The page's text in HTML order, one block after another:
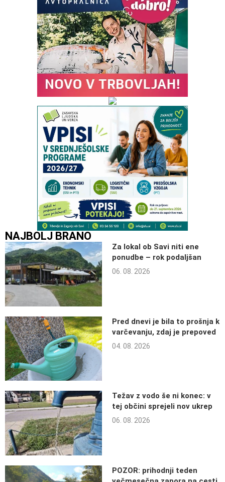
NAJBOLJ BRANO
Za lokal ob Savi niti ene
ponudbe – rok podaljšan
06. 08. 2026
Pred dnevi je bila to prošnja k
varčevanju, zdaj je prepoved
04. 08. 2026
Težav z vodo še ni konec: v
tej občini sprejeli nov ukrep
06. 08. 2026
POZOR: prihodnji teden